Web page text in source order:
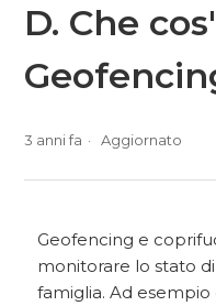
D. Che
3 anni fa Aggiornato
Geofencing e
monitorare lo stato
famiglia. Ad